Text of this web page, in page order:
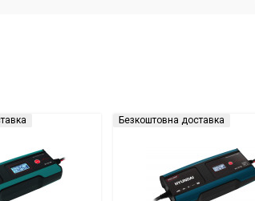
Безкоштовна доставка